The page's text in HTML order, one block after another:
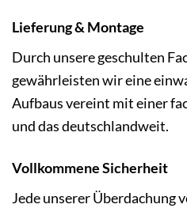
Lieferung & Montage
Durch unsere geschulten
gewährleisten wir eine
Aufbaus vereint mit einer
und das deutschlandweit.
Vollkommene Sicherheit
Jede unserer Überdachung